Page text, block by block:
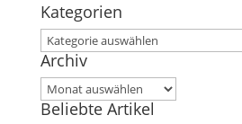
Kategorien
Kategorien
Archiv
Archiv
Beliebte Artikel